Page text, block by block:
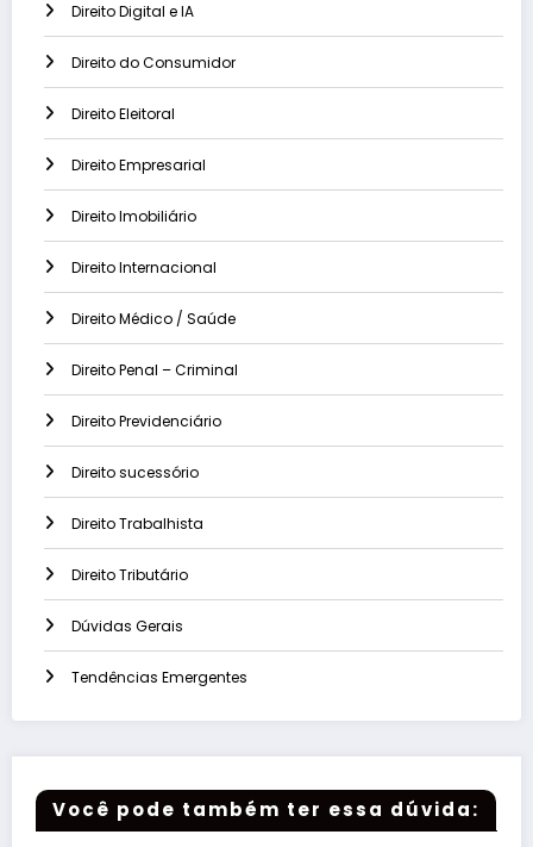
Direito Digital e IA
Direito do Consumidor
Direito Eleitoral
Direito Empresarial
Direito Imobiliário
Direito Internacional
Direito Médico / Saúde
Direito Penal – Criminal
Direito Previdenciário
Direito sucessório
Direito Trabalhista
Direito Tributário
Dúvidas Gerais
Tendências Emergentes
Você pode também ter essa dúvida: